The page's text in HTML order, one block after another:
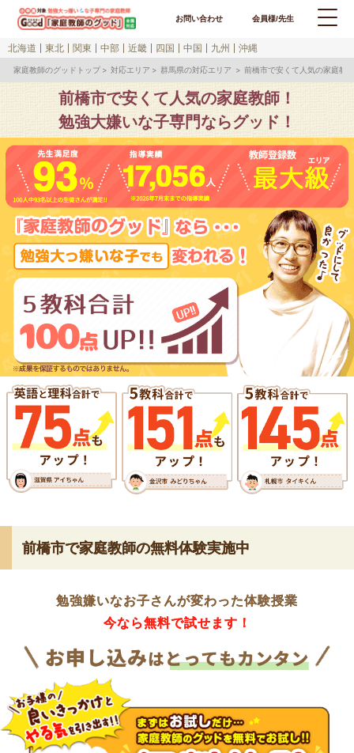
お問い合わせ 会員様/先生
北海道 東北 関東 中部 近畿 四国 中国 九州 沖縄
家庭教師のグッドトップ 対応エリア 群馬県の対応エリア 前橋市で安くて人気の家庭教
前橋市で安くて人気の家庭教師！
勉強大嫌いな子専門ならグッド！
前橋市で家庭教師の無料体験実施中
勉強嫌いなお子さんが変わった体験授業
今なら無料で試せます！